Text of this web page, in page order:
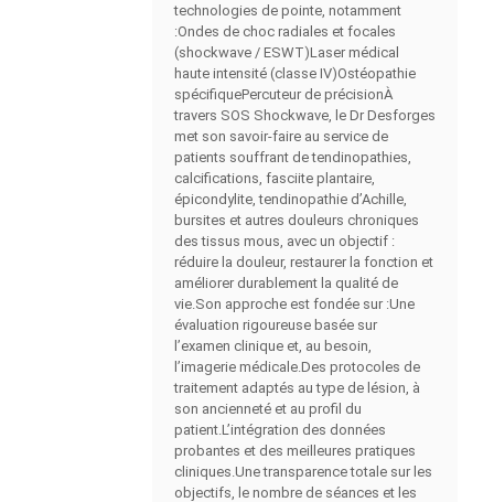
technologies de pointe, notamment
:Ondes de choc radiales et focales
(shockwave / ESWT)Laser médical
haute intensité (classe IV)Ostéopathie
spécifiquePercuteur de précisionÀ
travers SOS Shockwave, le Dr Desforges
met son savoir-faire au service de
patients souffrant de tendinopathies,
calcifications, fasciite plantaire,
épicondylite, tendinopathie d’Achille,
bursites et autres douleurs chroniques
des tissus mous, avec un objectif :
réduire la douleur, restaurer la fonction et
améliorer durablement la qualité de
vie.Son approche est fondée sur :Une
évaluation rigoureuse basée sur
l’examen clinique et, au besoin,
l’imagerie médicale.Des protocoles de
traitement adaptés au type de lésion, à
son ancienneté et au profil du
patient.L’intégration des données
probantes et des meilleures pratiques
cliniques.Une transparence totale sur les
objectifs, le nombre de séances et les